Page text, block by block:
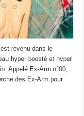
revenu dans le
hyper boosté et hyper
Appelé Ex-Arm n°00,
des Ex-Arm pour